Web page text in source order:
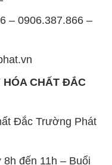
– 0906.387.866 –
HÓA CHẤT ĐẮC
Đắc Trường Phát
đến 11h – Buổi